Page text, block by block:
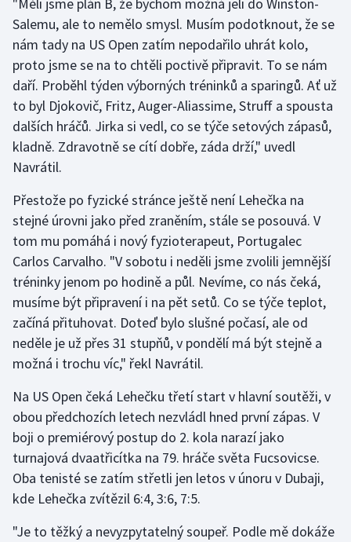
Stolní tenis
Triatlon
Veslování
Vodní slalom
Volejbal
Ostatní
"Měli jsme plán B, že bychom možná jeli do Winston-
Salemu, ale to nemělo smysl. Musím podotknout, že se
nám tady na US Open zatím nepodařilo uhrát kolo,
proto jsme se na to chtěli poctivě připravit. To se nám
daří. Proběhl týden výborných tréninků a sparingů. Ať už
to byl Djokovič, Fritz, Auger-Aliassime, Struff a spousta
dalších hráčů. Jirka si vedl, co se týče setových zápasů,
kladně. Zdravotně se cítí dobře, záda drží," uvedl
Navrátil.
Přestože po fyzické stránce ještě není Lehečka na
stejné úrovni jako před zraněním, stále se posouvá. V
tom mu pomáhá i nový fyzioterapeut, Portugalec
Carlos Carvalho. "V sobotu i neděli jsme zvolili jemnější
tréninky jenom po hodině a půl. Nevíme, co nás čeká,
musíme být připravení i na pět setů. Co se týče teplot,
začíná přituhovat. Doteď bylo slušné počasí, ale od
neděle je už přes 31 stupňů, v pondělí má být stejně a
možná i trochu víc," řekl Navrátil.
Na US Open čeká Lehečku třetí start v hlavní soutěži, v
obou předchozích letech nezvládl hned první zápas. V
boji o premiérový postup do 2. kola narazí jako
turnajová dvaatřicítka na 79. hráče světa Fucsovicse.
Oba tenisté se zatím střetli jen letos v únoru v Dubaji,
kde Lehečka zvítězil 6:4, 3:6, 7:5.
"Je to těžký a nevyzpytatelný soupeř. Podle mě dokáže